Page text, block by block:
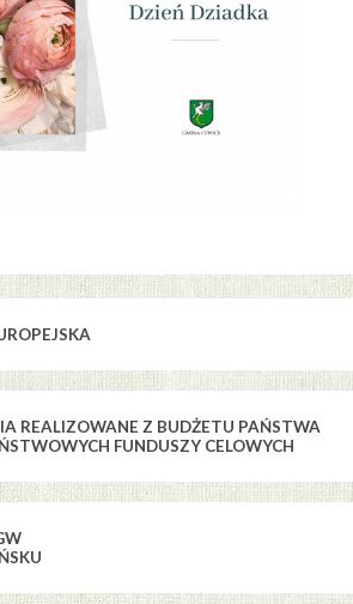
REALIZOWANE Z BUDŻETU PAŃSTWA
FUNDUSZY CELOWYCH